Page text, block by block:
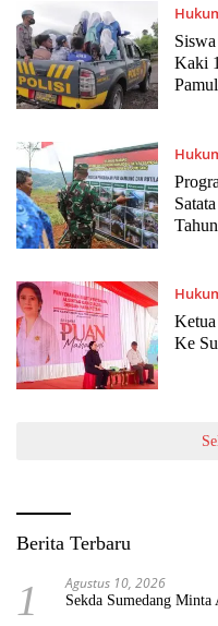
Kaki
Ke
Berita Terbaru
1 Agustus 10, 2026
Sekda Sumedang